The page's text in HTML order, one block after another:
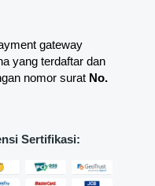
gateway
yang terdaftar dan
nomor surat No.
Sertifikasi: